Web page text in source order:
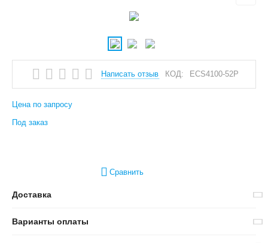
Написать отзыв КОД: ECS4100-52P
Цена по запросу
Под заказ
Сравнить
Доставка
Варианты оплаты